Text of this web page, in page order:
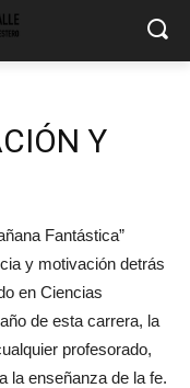
Y
Fantástica”
y motivación detrás
en Ciencias
de esta carrera, la
profesorado,
la enseñanza de la fe.